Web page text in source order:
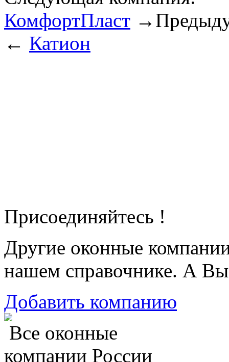
КомфортПласт →
← Катион
Присоединяйтесь !
Другие оконные
нашем справочнике. А
Добавить компанию
Все оконные
компании России